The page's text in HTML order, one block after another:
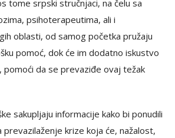
tome srpski stručnjaci, na čelu sa
psihoterapeutima, ali i
oblasti, od samog početka pružaju
pomoć, dok će im dodatno iskustvo
pomoći da se prevaziđe ovaj težak
sakupljaju informacije kako bi ponudili
krize koja će, nažalost,